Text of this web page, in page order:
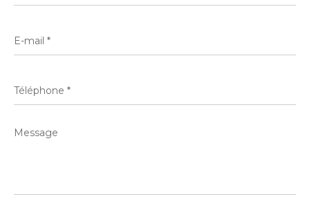
mail
*
*
Message